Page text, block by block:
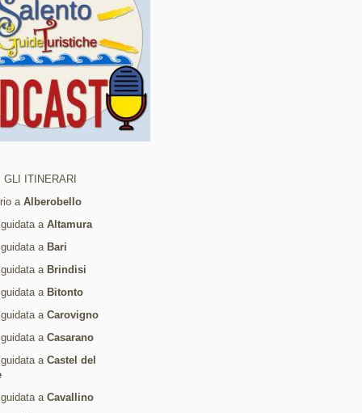
GLI ITINERARI
a Alberobello
a Altamura
a Bari
a Brindisi
a Bitonto
a Carovigno
a Casarano
a Castel del
a Cavallino